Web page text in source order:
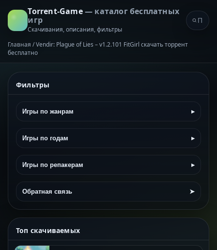
Torrent-Game— каталог бесплатных
игр
Скачивания, описания, фильтры
Главная /Vendir: Plague of Lies – v1.2.101 FitGirl скачать торрент
бесплатно
Фильтры
Игры по жанрам ▸
Игры по годам ▸
Игры по репакерам ▸
Обратная связь ➤
Топ скачиваемых